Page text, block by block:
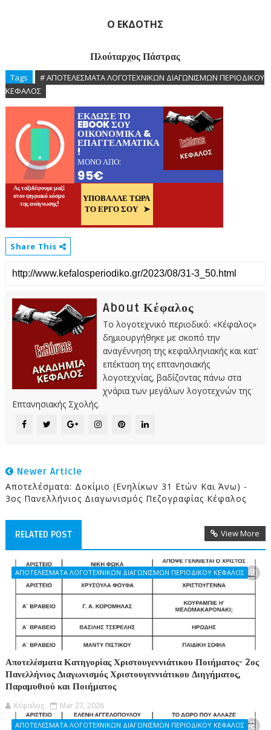
Ο ΕΚΔΟΤΗΣ
Πλούταρχος Πάστρας
Tags
# ΑΠΟΤΕΛΕΣΜΑΤΑ ΛΟΓΟΤΕΧΝΙΚΩΝ ΔΙΑΓΩΝΙΣΜΩΝ ΠΕΡΙΟΔΙΚΟΥ
ΚΕΦΑΛΟΣ
Share This
About Κέφαλος
Το λογοτεχνικό περιοδικό: «Κέφαλος»
δημιουργήθηκε με σκοπό την
αναγέννηση της κεφαλληνιακής και κατ'
επέκταση της επτανησιακής
λογοτεχνίας, βαδίζοντας πάνω στα
χνάρια των μεγάλων λογοτεχνών της
Επτανησιακής Σχολής.
Newer Article
Αποτελέσματα: Δοκίμιο (Ενηλίκων 31 Ετών Και Άνω) -
3ος Πανελλήνιος Διαγωνισμός Πεζογραφίας Κέφαλος
RELATED POST View More
ΑΠΟΤΕΛΕΣΜΑΤΑ ΛΟΓΟΤΕΧΝΙΚΩΝ ΔΙΑΓΩΝΙΣΜΩΝ ΠΕΡΙΟΔΙΚΟΥ ΚΕΦΑΛΟΣ
Αποτελέσματα Κατηγορίας Χριστουγεννιάτικου Ποιήματος- 2ος
Πανελλήνιος Διαγωνισμός Χριστουγεννιάτικου Διηγήματος,
Παραμυθιού και Ποιήματος
Κέφαλος Mar 27, 2026
ΑΠΟΤΕΛΕΣΜΑΤΑ ΛΟΓΟΤΕΧΝΙΚΩΝ ΔΙΑΓΩΝΙΣΜΩΝ ΠΕΡΙΟΔΙΚΟΥ ΚΕΦΑΛΟΣ